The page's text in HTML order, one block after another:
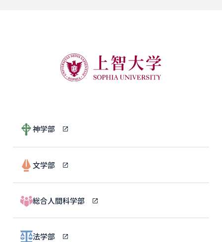
神学部
文学部
総合人間科学部
法学部